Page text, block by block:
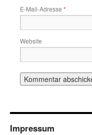
E-Mail-Adresse *
Website
Impressum